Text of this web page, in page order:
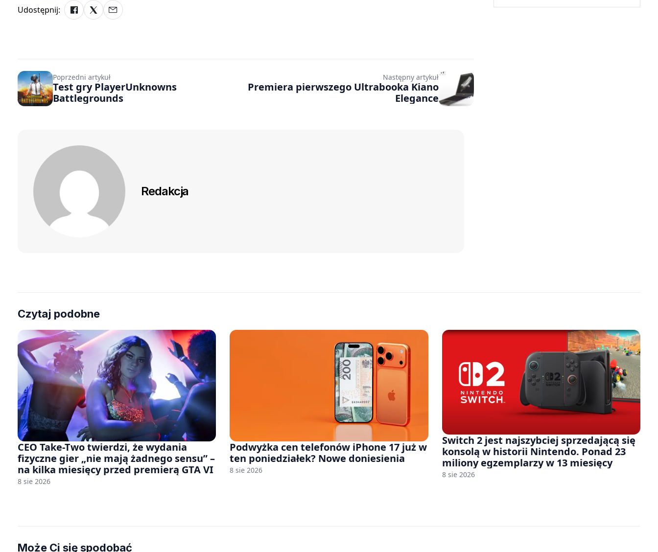
Udostępnij:
Poprzedni artykuł
Test gry PlayerUnknowns
Battlegrounds
Następny artykuł
Premiera pierwszego Ultrabooka Kiano
Elegance
Redakcja
Czytaj podobne
CEO Take-Two twierdzi, że wydania
fizyczne gier „nie mają żadnego sensu” –
na kilka miesięcy przed premierą GTA VI
8 sie 2026
Podwyżka cen telefonów iPhone 17 już w
ten poniedziałek? Nowe doniesienia
8 sie 2026
Switch 2 jest najszybciej sprzedającą się
konsolą w historii Nintendo. Ponad 23
miliony egzemplarzy w 13 miesięcy
8 sie 2026
Może Ci się spodobać